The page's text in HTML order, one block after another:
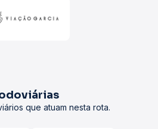
que atuam nesta rota.